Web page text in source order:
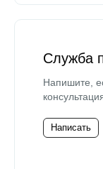
Служба
Напишите,
Написать